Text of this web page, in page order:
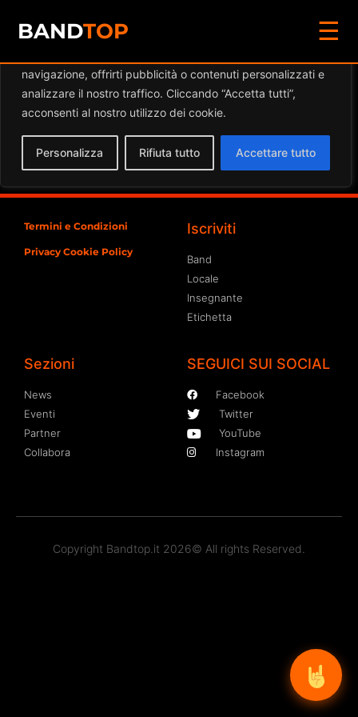
Diamo valore alla tua privacy
navigazione, offrirti pubblicità o contenuti personalizzati e
analizzare il nostro traffico. Cliccando “Accetta tutti”,
acconsenti al nostro utilizzo dei cookie.
Personalizza Rifiuta tutto Accettare tutto
BANDTOP
☰
Eventi aBon Ton – Bistrot
Wine, Beer & Food
Spiacente, ma nessun risultato è stato trovato per
l'archivio richiesto
Termini e Condizioni
Privacy Cookie Policy
Iscriviti
Band
Locale
Insegnante
Etichetta
Sezioni
News
Eventi
Partner
Collabora
SEGUICI SUI SOCIAL
Facebook
Twitter
YouTube
Instagram
Copyright Bandtop.it 2026© All rights Reserved.